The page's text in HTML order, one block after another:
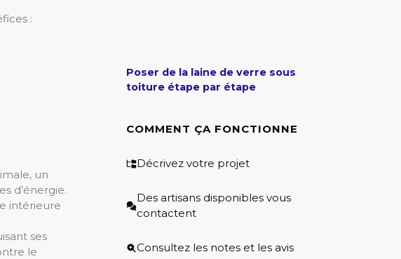
:
un
d’énergie.
intérieure
ses
le
Poser de la laine de verre sous
toiture étape par étape
COMMENT ÇA FONCTIONNE
Décrivez votre projet
Des artisans disponibles vous
contactent
Consultez les notes et les avis